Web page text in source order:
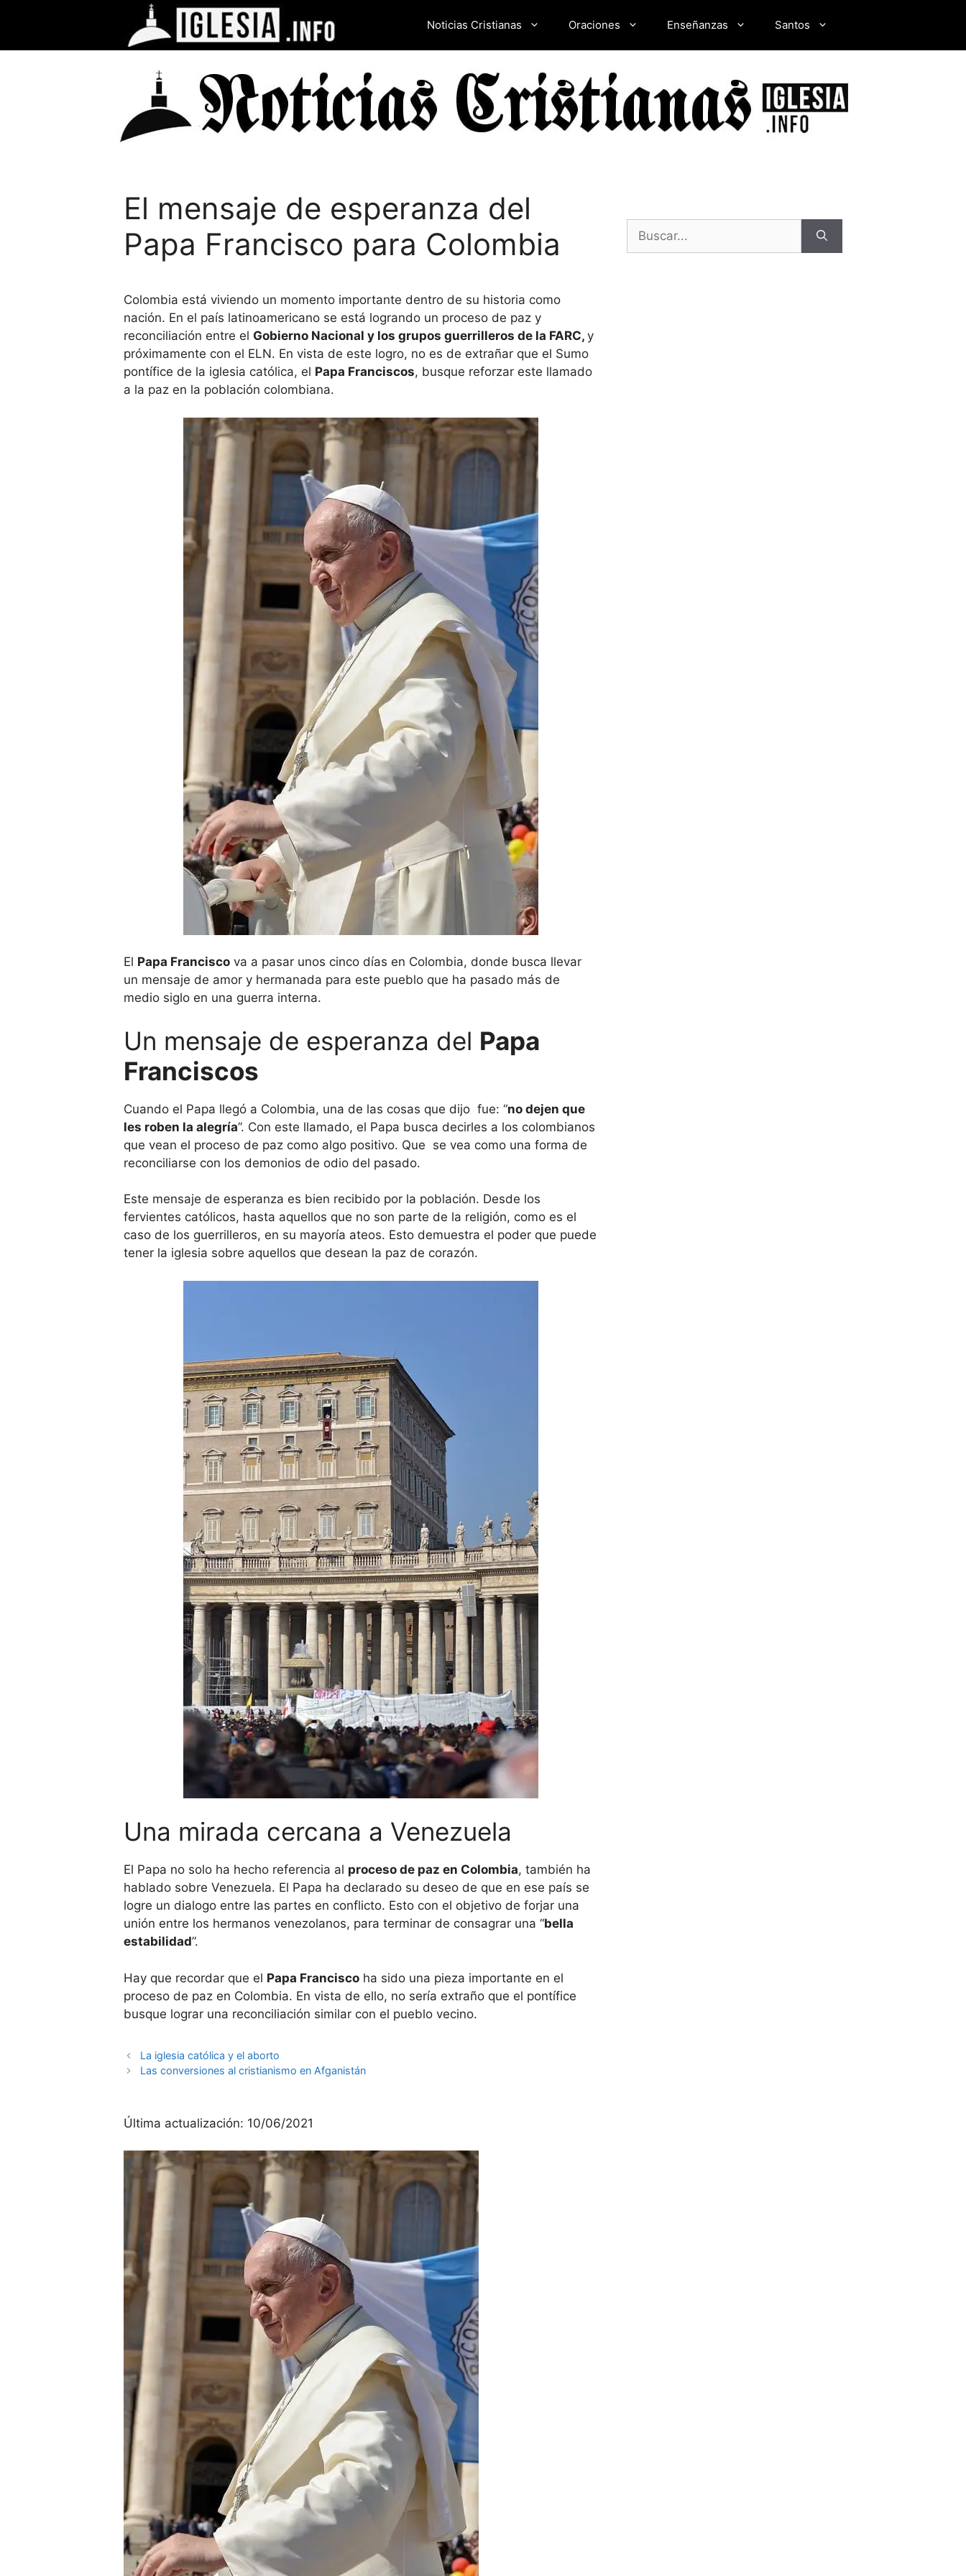
Noticias Cristianas Oraciones Enseñanzas Santos
El mensaje de esperanza del
Papa Francisco para Colombia
Colombia está viviendo un momento importante dentro de su historia como
nación. En el país latinoamericano se está logrando un proceso de paz y
reconciliación entre el Gobierno Nacional y los grupos guerrilleros de la FARC, y
próximamente con el ELN. En vista de este logro, no es de extrañar que el Sumo
pontífice de la iglesia católica, el Papa Franciscos, busque reforzar este llamado
a la paz en la población colombiana.
El Papa Francisco va a pasar unos cinco días en Colombia, donde busca llevar
un mensaje de amor y hermanada para este pueblo que ha pasado más de
medio siglo en una guerra interna.
Un mensaje de esperanza del Papa
Franciscos
Cuando el Papa llegó a Colombia, una de las cosas que dijo fue: “no dejen que
les roben la alegría”. Con este llamado, el Papa busca decirles a los colombianos
que vean el proceso de paz como algo positivo. Que se vea como una forma de
reconciliarse con los demonios de odio del pasado.
Este mensaje de esperanza es bien recibido por la población. Desde los
fervientes católicos, hasta aquellos que no son parte de la religión, como es el
caso de los guerrilleros, en su mayoría ateos. Esto demuestra el poder que puede
tener la iglesia sobre aquellos que desean la paz de corazón.
Una mirada cercana a Venezuela
El Papa no solo ha hecho referencia al proceso de paz en Colombia, también ha
hablado sobre Venezuela. El Papa ha declarado su deseo de que en ese país se
logre un dialogo entre las partes en conflicto. Esto con el objetivo de forjar una
unión entre los hermanos venezolanos, para terminar de consagrar una “bella
estabilidad”.
Hay que recordar que el Papa Francisco ha sido una pieza importante en el
proceso de paz en Colombia. En vista de ello, no sería extraño que el pontífice
busque lograr una reconciliación similar con el pueblo vecino.
La iglesia católica y el aborto
Las conversiones al cristianismo en Afganistán
Última actualización: 10/06/2021